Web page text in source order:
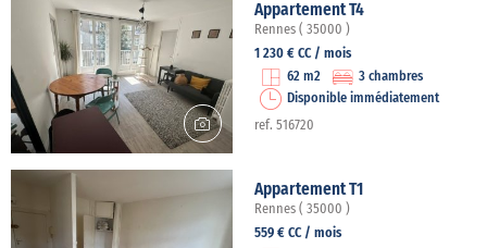
Appartement T4
Rennes ( 35000 )
1 230 € CC / mois
62 m2
3 chambres
Disponible immédiatement
ref. 516720
Appartement T1
Rennes ( 35000 )
559 € CC / mois